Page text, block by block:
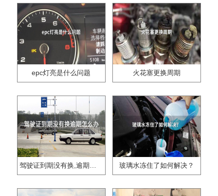
epc灯亮是什么问题 火花塞更换周期
驾驶证到期没有换,逾期怎么办?? 玻璃水冻住了如何解决？